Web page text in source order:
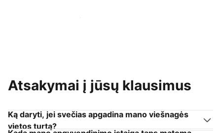
Prisijungti prie panašių šeimininkų
Atsakymai į jūsų klausimus
Ką daryti, jei svečias apgadina mano viešnagės
vietos turtą?